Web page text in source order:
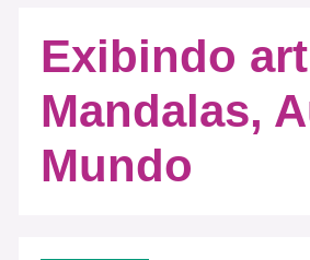
Exibindo
Mandalas,
Mundo